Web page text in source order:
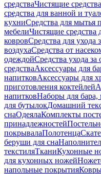
средстваЧистящие
средства для ванной и
кухниСредства для мытья
мебелиЧистящие
ковровСредства для ухода
воздухаСредства от
одеждойСредства ухода за
средстваАксессуары для
напитковАксессуары для
приготовления коктейлей
напитковНаборы для
для бутылокДомашний
снаОдеялаКомплекты
принадлежностей
покрывалаПолотенца
беруши для сна
текстиляТканиКухонные
для кухонных ножей
напольные покрытия